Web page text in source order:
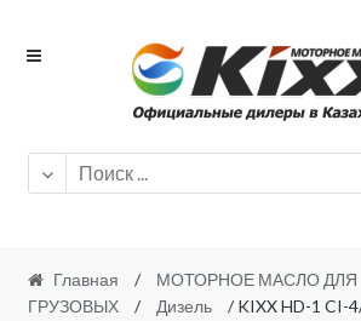
Skip
Skip
Главная /
МОТОРНОЕ МАСЛО ДЛЯ
ГРУЗОВЫХ
/ Дизель / KIXX HD-1 CI-